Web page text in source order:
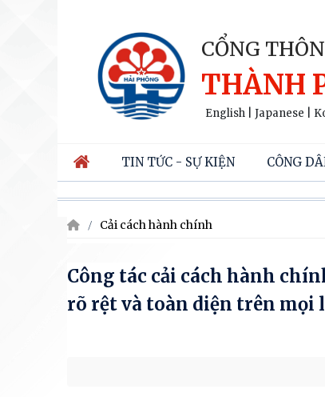
CỔNG
THÀNH
English Japanese
TIN TỨC - SỰ KIỆN CÔNG
Cải cách hành chính
Công tác cải cách hành
rõ rệt và toàn diện trên mọi